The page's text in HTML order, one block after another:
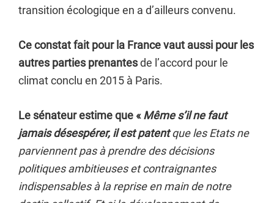
transition écologique en a d’ailleurs convenu.
Ce constat fait pour la France vaut aussi pour les
autres parties prenantesde l’accord pour le
climat conclu en 2015 à Paris.
Le sénateur estime que «Même s’il ne faut
jamais désespérer, il est patentque les Etats ne
parviennent pas à prendre des décisions
politiques ambitieuses et contraignantes
indispensables à la reprise en main de notre